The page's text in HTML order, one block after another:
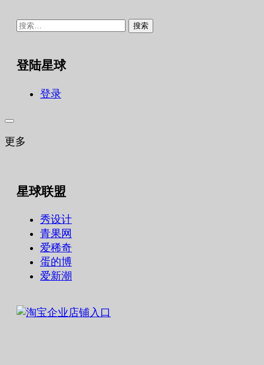
搜
登陆星球
登录
更多
星球联盟
秀设计
青果网
爱稀奇
蛋的博
爱新潮